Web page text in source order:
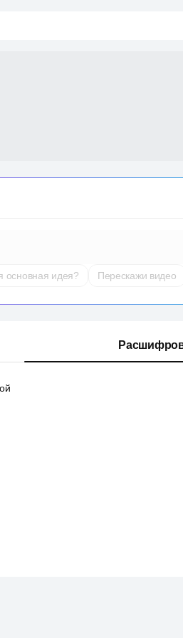
основная идея? Перескажи видео